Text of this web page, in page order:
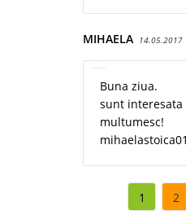
MIHAELA 14.05.2017
Buna ziua.
sunt interesata
multumesc!
1 2